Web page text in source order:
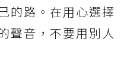
的路。在用心選擇
聲音，不要用別人